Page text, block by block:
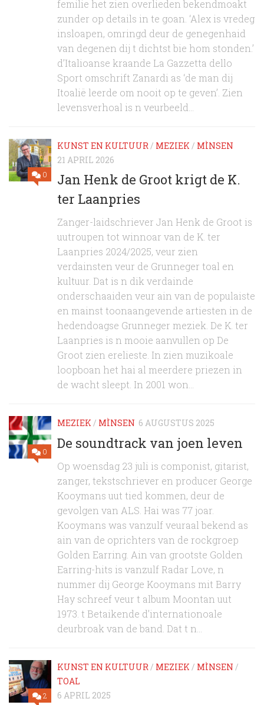
femilie het zien overlieden bekendmoakt
zunder op details in te goan. ‘Alex is vredeg
insloapen, omringd deur de genegenhaid
van degenen dij t dichtst bie hom stonden.’
d’Italioanse kraande La Gazzetta dello
Sport omschrift Zanardi as ‘de man dij
Itoalië leerde om nooit op te geven’. Zien
levensverhoal is n veurbeeld...
0
KUNST EN KULTUUR/ MEZIEK / MÌNSEN
21 APRIL 2026
Jan Henk de Groot krigt de K.
ter Laanpries
Zanger-laidschriever Jan Henk de Groot is
uutroupen tot winnoar van de K. ter
Laanpries 2024/2025, veur zien
verdainsten veur de Grunneger toal en
kultuur. Dat is n dik verdainde
onderschaaiden veur ain van de populaiste
en mainst toonaangevende artiesten in de
hedendoagse Grunneger meziek. De K. ter
Laanpries is n mooie aanvullen op De
Groot zien erelieste. In zien muzikoale
loopboan het hai al meerdere priezen in
de wacht sleept. In 2001 won...
0
MEZIEK / MÌNSEN 6 AUGUSTUS 2025
De soundtrack van joen leven
Op woensdag 23 juli is componist, gitarist,
zanger, tekstschriever en producer George
Kooymans uut tied kommen, deur de
gevolgen van ALS. Hai was 77 joar.
Kooymans was vanzulf veuraal bekend as
ain van de oprichters van de rockgroep
Golden Earring. Ain van grootste Golden
Earring-hits is vanzulf Radar Love, n
nummer dij George Kooymans mit Barry
Hay schreef veur t album Moontan uut
1973. t Betaikende d’internationoale
deurbroak van de band. Dat t n...
2
KUNST EN KULTUUR / MEZIEK / MÌNSEN /
TOAL
6 APRIL 2025